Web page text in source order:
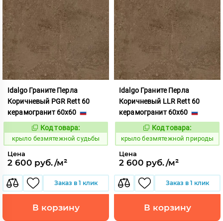
Idalgo Граните Перла
Коричневый PGR Rett 60
керамогранит 60x60
828724
Код товара:
крыло безмятежной судьбы
Цена
2 600 руб./м²
Заказ в 1 клик
В корзину
Idalgo Граните Перла
Коричневый LLR Rett 60
керамогранит 60x60
828725
Код товара:
крыло безмятежной природы
Цена
2 600 руб./м²
Заказ в 1 клик
В корзину